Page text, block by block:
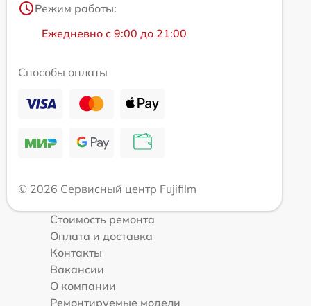
Режим работы:
Ежедневно с 9:00 до 21:00
Способы оплаты
© 2026 Сервисный центр Fujifilm
Стоимость ремонта
Оплата и доставка
Контакты
Вакансии
О компании
Ремонтируемые модели